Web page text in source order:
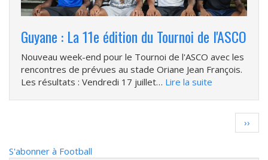
Guyane : La 11e édition du Tournoi de l'ASCO
Nouveau week-end pour le Tournoi de l'ASCO avec les
rencontres de prévues au stade Oriane Jean François.
Les résultats : Vendredi 17 juillet… Lire la suite
Page
››
S'abonner à Football